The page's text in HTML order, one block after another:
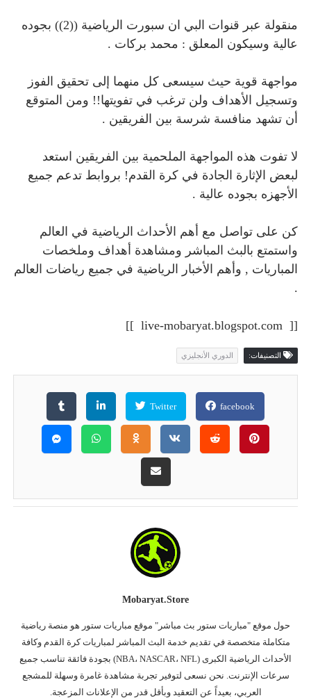
منقولة عبر قنوات البي ان سبورت الرياضية ((2)) بجوده
عالية وسيكون المعلق : محمد بركات .
مواجهة قوية حيث سيسعى كل منهما إلى تحقيق الفوز
وتسجيل الأهداف ولن ترغب في تفويتها!! ومن المتوقع
أن تشهد منافسة شرسة بين الفريقين .
لا تفوت هذه المواجهة الملحمية بين الفريقين استعد
لبعض الإثارة الجادة في كرة القدم! بروابط تدعم جميع
الأجهزه بجوده عالية .
كن على تواصل مع أهم الأحداث الرياضية في العالم
واستمتع بالبث المباشر ومشاهدة أهداف وملخصات
المباريات , وأهم الأخبار الرياضية في جميع رياضات العالم
.
[[ live-mobaryat.blogspot.com ]]
التصنيفات: الدوري الأنجليزي
facebook
Twitter
Mobaryat.store
حول موقع "مباريات ستور بث مباشر" موقع مباريات ستور هو منصة رياضية
متكاملة متخصصة في تقديم خدمة البث المباشر لمباريات كرة القدم وكافة
الأحداث الرياضية الكبرى (NBA، NASCAR، NFL) بجودة فائقة تناسب جميع
سرعات الإنترنت. نحن نسعى لتوفير تجربة مشاهدة غامرة وسهلة للمشجع
العربي، بعيداً عن التعقيد وبأقل قدر من الإعلانات المزعجة.